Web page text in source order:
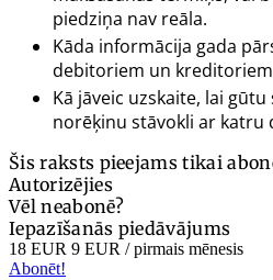
piedziņa nav reāla.
Kāda informācija gada
debitoriem un
Kā jāveic uzskaite, lai
norēķinu stāvokli ar
Šis raksts pieejams tikai
Autorizējies
Vēl neabonē?
Iepazīšanās piedāvājums
18 EUR 9 EUR / pirmais mēnesis
Abonēt!